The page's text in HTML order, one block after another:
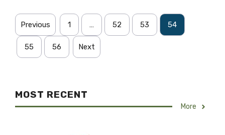
Previous 1 … 52 53 54
55 56 Next
MOST RECENT
More